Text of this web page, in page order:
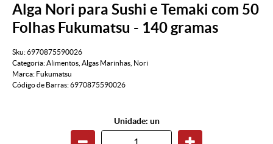
Alga Nori para Sushi e Temaki com 50
Folhas Fukumatsu - 140 gramas
Sku:6970875590026
Categoria:Alimentos Algas Marinhas Nori
Marca: Fukumatsu
Código de Barras:6970875590026
Unidade: un